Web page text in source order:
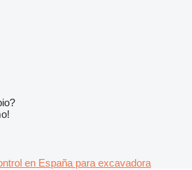
en España para excavadora